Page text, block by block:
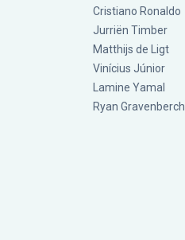
Cristiano Ronaldo
Jurriën Timber
Matthijs de Ligt
Vinícius Júnior
Lamine Yamal
Ryan Gravenberch